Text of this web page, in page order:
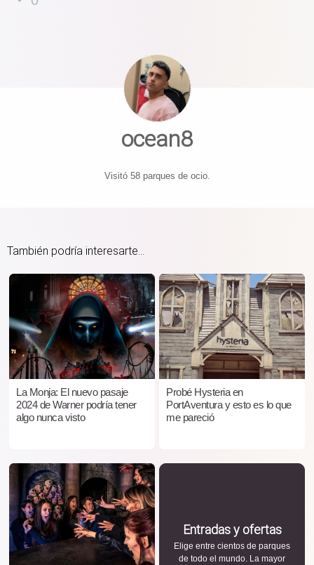
ocean8
Visitó 58 parques de ocio.
También podría interesarte...
La Monja: El nuevo pasaje
2024 de Warner podría tener
algo nunca visto
Probé Hysteria en
PortAventura y esto es lo que
me pareció
Entradas y ofertas
Elige entre cientos de parques
de todo el mundo. La mayor